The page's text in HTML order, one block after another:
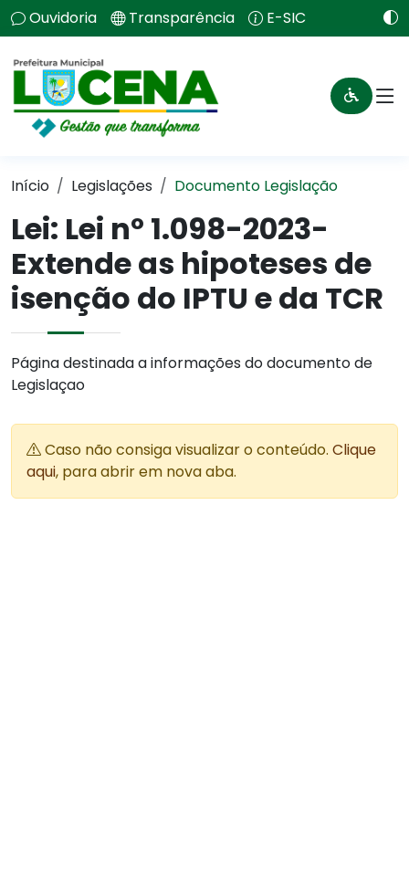
Ouvidoria Transparência E-SIC
Início Legislações Documento Legislação
Lei: Lei nº 1.098-2023-
Extende as hipoteses de
isenção do IPTU e da TCR
Página destinada a informações do documento de
Legislaçao
Caso não consiga visualizar o conteúdo. Clique
aqui, para abrir em nova aba.